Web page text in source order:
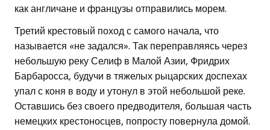
как англичане и французы отправились морем.
Третий крестовый поход с самого начала, что
называется «не задался». Так переправляясь через
небольшую реку Селиф в Малой Азии, Фридрих
Барбаросса, будучи в тяжелых рыцарских доспехах
упал с коня в воду и утонул в этой небольшой реке.
Оставшись без своего предводителя, большая часть
немецких крестоносцев, попросту повернула домой.